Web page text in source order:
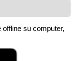
offline su computer,